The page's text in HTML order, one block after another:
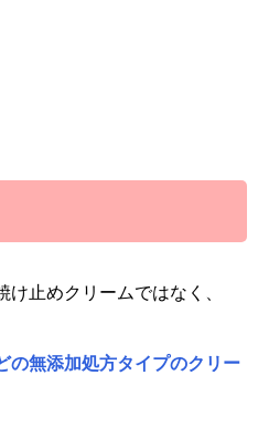
止めクリームではなく、
の無添加処方タイプのクリー